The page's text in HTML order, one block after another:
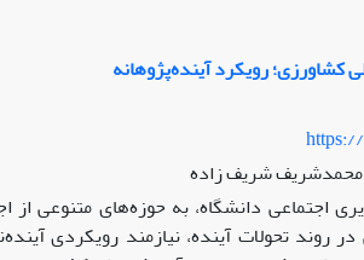
ارزیابی اعضای هیئت علمی نسبت به
اثرگذاری اجتماعی پژوهش‌‌های دانشگاهی
رویکرد آینده‌پژوهانه
محمدشریف شریف زاده
اجتماعی دانشگاه، به حوزه‌های متنوعی
روند تحولات آینده، نیازمند رویکردی